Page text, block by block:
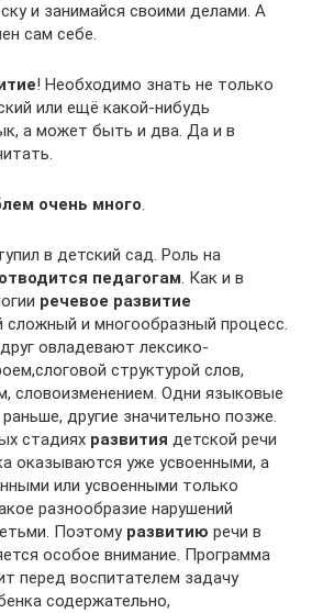
и занимайся своими делами. А
сам себе.
! Необходимо знать не только
или ещё какой-нибудь
а может быть и два. Да и в
очень много.
в детский сад. Роль на
педагогам. Как и в
речевое развитие
сложный и многообразный процесс.
овладевают лексико-
структурой слов,
словоизменением. Одни языковые
другие значительно позже.
стадиях развития детской речи
оказываются уже усвоенными, а
или усвоенными только
разнообразие нарушений
Поэтому развитию речи в
особое внимание. Программа
перед воспитателем задачу
содержательно,